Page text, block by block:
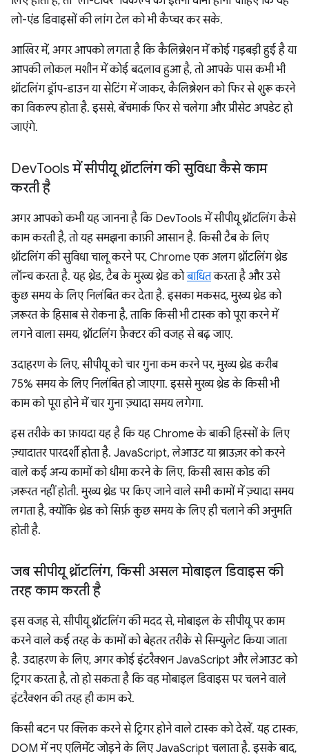
लो-एंड डिवाइसों की लांग टेल को भी कैप्चर कर सके.
आखिर में, अगर आपको लगता है कि कैलिब्रेशन में कोई गड़बड़ी हुई है या
आपकी लोकल मशीन में कोई बदलाव हुआ है, तो आपके पास कभी भी
थ्रॉटलिंग ड्रॉप-डाउन या सेटिंग में जाकर, कैलिब्रेशन को फिर से शुरू करने
का विकल्प होता है. इससे, बेंचमार्क फिर से चलेगा और प्रीसेट अपडेट हो
जाएंगे.
DevTools में सीपीयू थ्रॉटलिंग की सुविधा कैसे काम
करती है
अगर आपको कभी यह जानना है कि DevTools में सीपीयू थ्रॉटलिंग कैसे
काम करती है, तो यह समझना काफ़ी आसान है. किसी टैब के लिए
थ्रॉटलिंग की सुविधा चालू करने पर, Chrome एक अलग थ्रॉटलिंग थ्रेड
लॉन्च करता है. यह थ्रेड, टैब के मुख्य थ्रेड कोबाधितकरता है और उसे
कुछ समय के लिए निलंबित कर देता है. इसका मकसद, मुख्य थ्रेड को
ज़रूरत के हिसाब से रोकना है, ताकि किसी भी टास्क को पूरा करने में
लगने वाला समय, थ्रॉटलिंग फ़ैक्टर की वजह से बढ़ जाए.
उदाहरण के लिए, सीपीयू को चार गुना कम करने पर, मुख्य थ्रेड करीब
75% समय के लिए निलंबित हो जाएगा. इससे मुख्य थ्रेड के किसी भी
काम को पूरा होने में चार गुना ज़्यादा समय लगेगा.
इस तरीके का फ़ायदा यह है कि यह Chrome के बाकी हिस्सों के लिए
ज़्यादातर पारदर्शी होता है. JavaScript, लेआउट या ब्राउज़र को करने
वाले कई अन्य कामों को धीमा करने के लिए, किसी खास कोड की
ज़रूरत नहीं होती. मुख्य थ्रेड पर किए जाने वाले सभी कामों में ज़्यादा समय
लगता है, क्योंकि थ्रेड को सिर्फ़ कुछ समय के लिए ही चलाने की अनुमति
होती है.
जब सीपीयू थ्रॉटलिंग, किसी असल मोबाइल डिवाइस की
तरह काम करती है
इस वजह से, सीपीयू थ्रॉटलिंग की मदद से, मोबाइल के सीपीयू पर काम
करने वाले कई तरह के कामों को बेहतर तरीके से सिम्युलेट किया जाता
है. उदाहरण के लिए, अगर कोई इंटरैक्शन JavaScript और लेआउट को
ट्रिगर करता है, तो हो सकता है कि वह मोबाइल डिवाइस पर चलने वाले
इंटरैक्शन की तरह ही काम करे.
किसी बटन पर क्लिक करने से ट्रिगर होने वाले टास्क को देखें. यह टास्क,
DOM में नए एलिमेंट जोड़ने के लिए JavaScript चलाता है. इसके बाद,